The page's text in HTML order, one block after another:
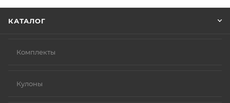
КАТАЛОГ
Комплекты
Кулоны